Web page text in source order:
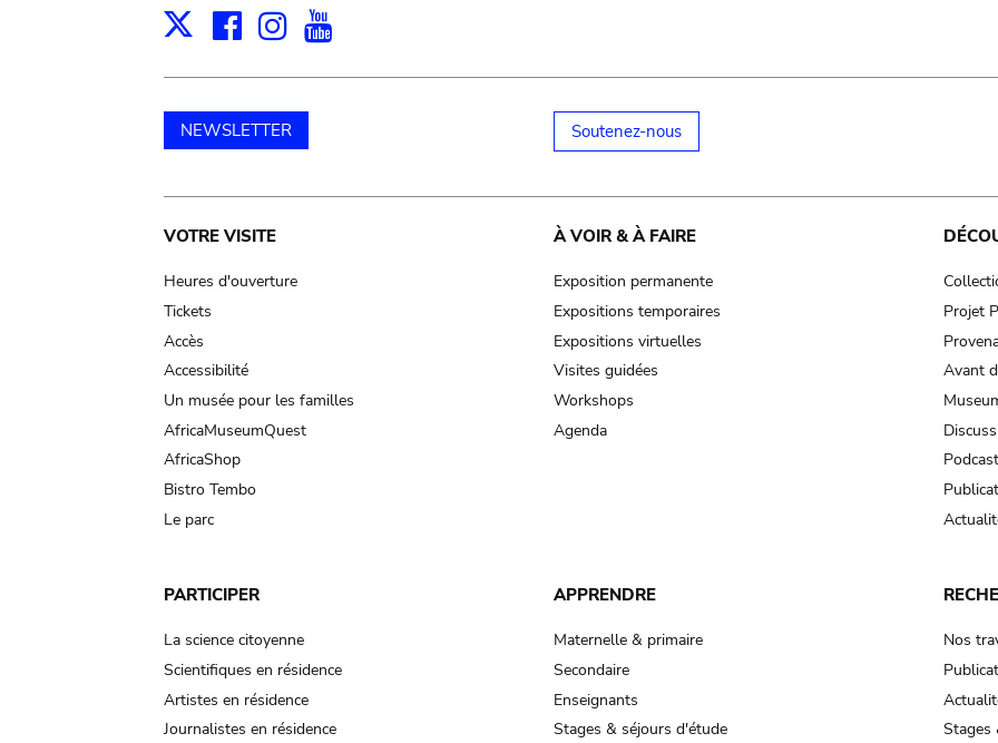
X Facebook
Instagram
NEWSLETTER Soutenez-nous
Main
navigation
VOTRE VISITE
Heures d'ouverture
Tickets
Accès
Accessibilité
Un musée pour les familles
AfricaMuseumQuest
AfricaShop
Bistro Tembo
Le parc
À VOIR & À FAIRE
Exposition permanente
Expositions temporaires
Expositions virtuelles
Visites guidées
Workshops
Agenda
Projet
Avant
PARTICIPER
La science citoyenne
Scientifiques en résidence
Artistes en résidence
Journalistes en résidence
APPRENDRE
Maternelle & primaire
Secondaire
Enseignants
Stages & séjours d'étude
Nos
Stages